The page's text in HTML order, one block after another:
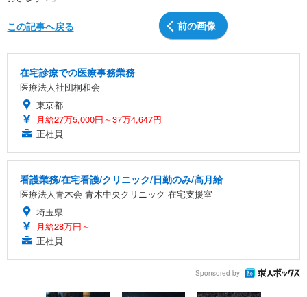
前の画像
この記事へ戻る
在宅診療での医療事務業務
医療法人社団桐和会
東京都
月給27万5,000円～37万4,647円
正社員
看護業務/在宅看護/クリニック/日勤のみ/高月給
医療法人青木会 青木中央クリニック 在宅支援室
埼玉県
月給28万円～
正社員
Sponsored by